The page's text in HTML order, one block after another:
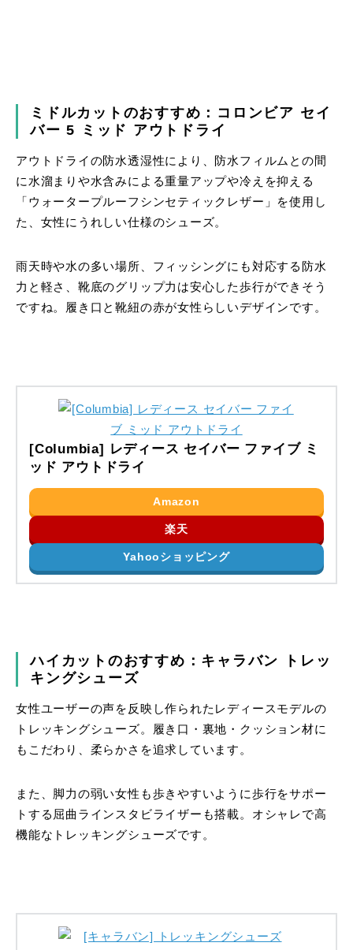
ミドルカットのおすすめ：コロンビア セイ
バー 5 ミッド アウトドライ
アウトドライの防水透湿性により、防水フィルムとの間
に水溜まりや水含みによる重量アップや冷えを抑える
「ウォータープルーフシンセティックレザー」を使用し
た、女性にうれしい仕様のシューズ。
雨天時や水の多い場所、フィッシングにも対応する防水
力と軽さ、靴底のグリップ力は安心した歩行ができそう
ですね。履き口と靴紐の赤が女性らしいデザインです。
[Columbia] レディース セイバー ファイブ ミ
ッド アウトドライ
Amazon
楽天
Yahooショッピング
ハイカットのおすすめ：キャラバン トレッ
キングシューズ
女性ユーザーの声を反映し作られたレディースモデルの
トレッキングシューズ。履き口・裏地・クッション材に
もこだわり、柔らかさを追求しています。
また、脚力の弱い女性も歩きやすいように歩行をサポー
トする屈曲ラインスタビライザーも搭載。オシャレで高
機能なトレッキングシューズです。